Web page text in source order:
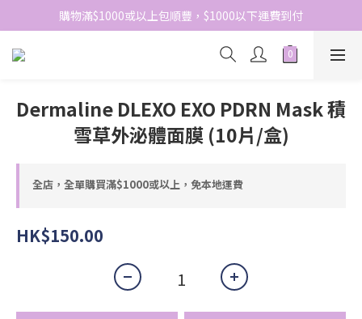
網站免費登記會員，會員優惠價於結帳時自動扣減
購物滿$1000或以上包順豐，$1000以下運費到付
網站免費登記會員，會員優惠價於結帳時自動扣減
Dermaline DLEXO EXO PDRN Mask 積
雪草外泌體面膜 (10片/盒)
全店，全單購買滿$1000或以上，免本地運費
HK$150.00